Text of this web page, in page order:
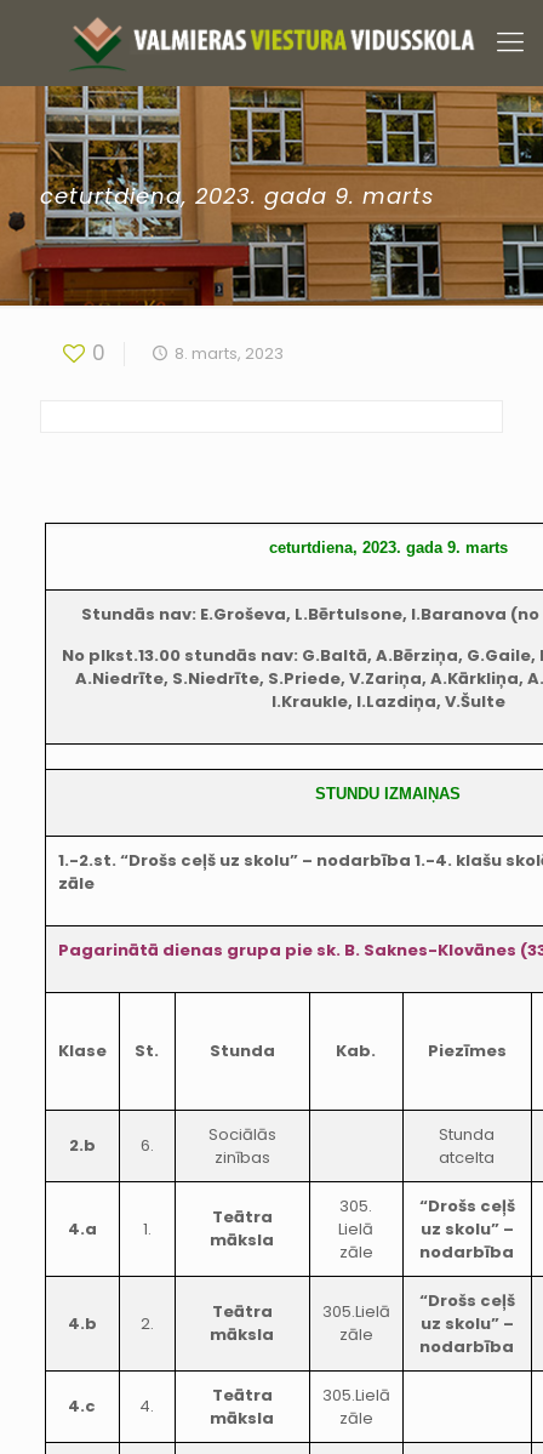
ceturtdiena, 2023. gada 9. marts
0 8. marts, 2023
ceturtdiena, 2023. gada 9. marts
Stundās nav: E.Groševa, L.Bērtulsone, I.Baranova
No plkst.13.00 stundās nav: G.Baltā, A.Bērziņa,
A.Niedrīte, S.Niedrīte, S.Priede, V.Zariņa, A.Kārkliņa,
I.Kraukle, I.Lazdiņa, V.Šulte
STUNDU IZMAIŅAS
1.-2.st. “Drošs ceļš uz skolu” – nodarbība 1.-4. klašu
zāle
Pagarinātā dienas grupa pie sk. B. Saknes-Klovānes
Klase St. Stunda Kab. Piezīmes
2.b 6.
Sociālās
zinības
Stunda
atcelta
4.a 1.
Teātra
māksla
305.
Lielā
zāle
“Drošs ceļš
uz skolu” –
nodarbība
4.b 2.
Teātra
māksla
305.Lielā
zāle
“Drošs ceļš
uz skolu” –
nodarbība
4.c 4.
Teātra
māksla
305.Lielā
zāle